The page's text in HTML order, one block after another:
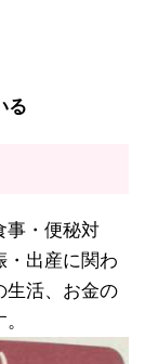
る
事・便秘対
出産に関わ
生活、お金の